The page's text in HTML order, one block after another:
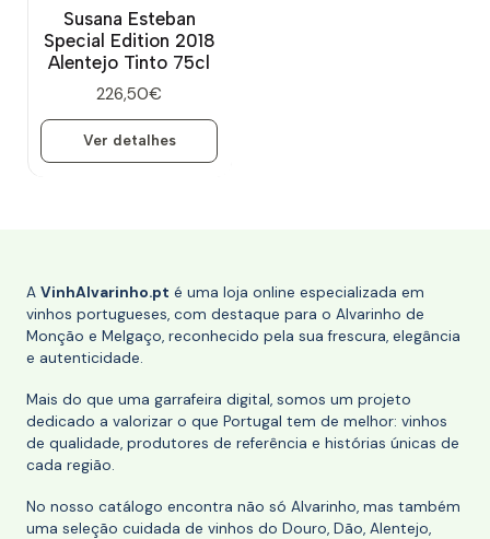
Susana Esteban
Special Edition 2018
Alentejo Tinto 75cl
226,50€
Ver detalhes
A VinhAlvarinho.pt é uma loja online especializada em
vinhos portugueses, com destaque para o Alvarinho de
Monção e Melgaço, reconhecido pela sua frescura, elegância
e autenticidade.
Mais do que uma garrafeira digital, somos um projeto
dedicado a valorizar o que Portugal tem de melhor: vinhos
de qualidade, produtores de referência e histórias únicas de
cada região.
No nosso catálogo encontra não só Alvarinho, mas também
uma seleção cuidada de vinhos do Douro, Dão, Alentejo,